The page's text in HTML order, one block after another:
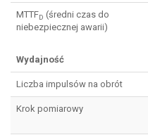
MTTFD (średni czas do
niebezpiecznej awarii)
Wydajność
Liczba impulsów na obrót
Krok pomiarowy